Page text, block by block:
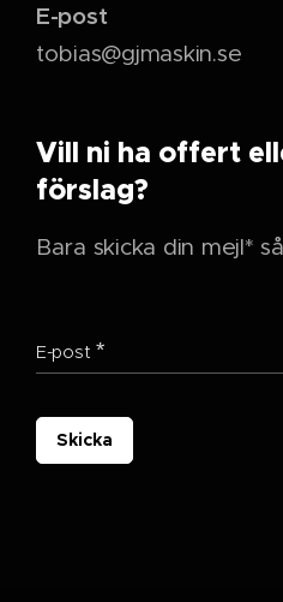
E-post
tobias@gjmaskin.se
Vill ni ha offert
förslag?
Bara skicka din mejl*
E-post
Skicka